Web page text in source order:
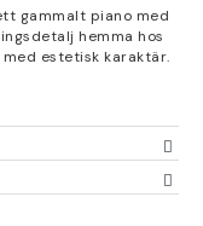
gammalt piano med
hemma hos
estetisk karaktär.